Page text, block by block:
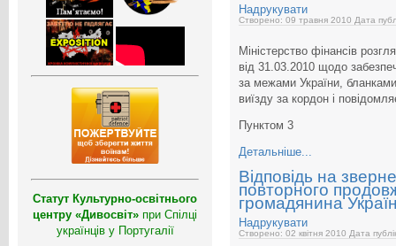
Статут Культурно-освітнього
центру «Дивосвіт» при Спілці
українців у Португалії
Надрукувати
Створено: 09 травня 2010 Дата
Міністерство фінансів
від 31.03.2010 щодо
за межами України,
виїзду за кордон і
Пунктом 3
Детальніше...
Відповідь на
повторного
громадянина
Надрукувати
Створено: 02 квітня 2010 Дата